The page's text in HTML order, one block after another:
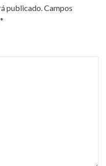
publicado. Campos
*